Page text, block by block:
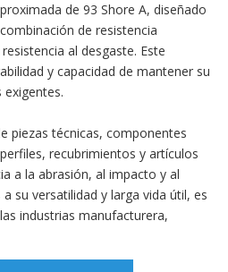
de 93 Shore A, diseñado
de resistencia
al desgaste. Este
y capacidad de mantener su
piezas técnicas, componentes
recubrimientos y artículos
a la abrasión, al impacto y al
su versatilidad y larga vida útil, es
industrias manufacturera,